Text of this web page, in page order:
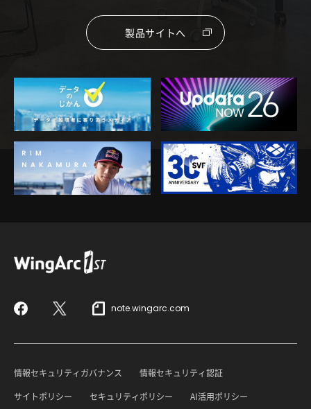
製品サイトへ
FacebookX note.wingarc.com
情報セキュリティガバナンス
情報セキュリティ認証
サイトポリシー
セキュリティポリシー AI活用ポリシー